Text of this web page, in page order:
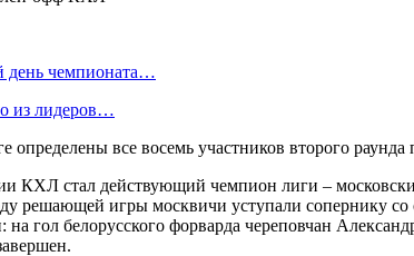
день чемпионата…
из лидеров…
определены все восемь участников второго
КХЛ стал действующий чемпион лиги –
решающей игры москвичи уступали сопернику
гол белорусского форварда череповчан